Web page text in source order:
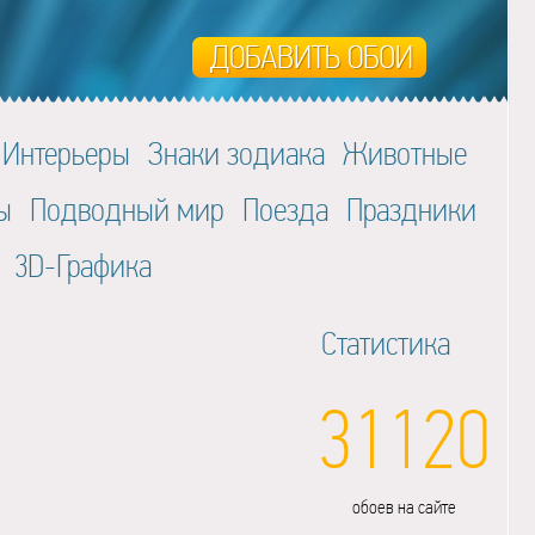
Интерьеры Знаки зодиака Животные
Подводный мир Поезда Праздники
3D-Графика
Статистика
31120
обоев на сайте